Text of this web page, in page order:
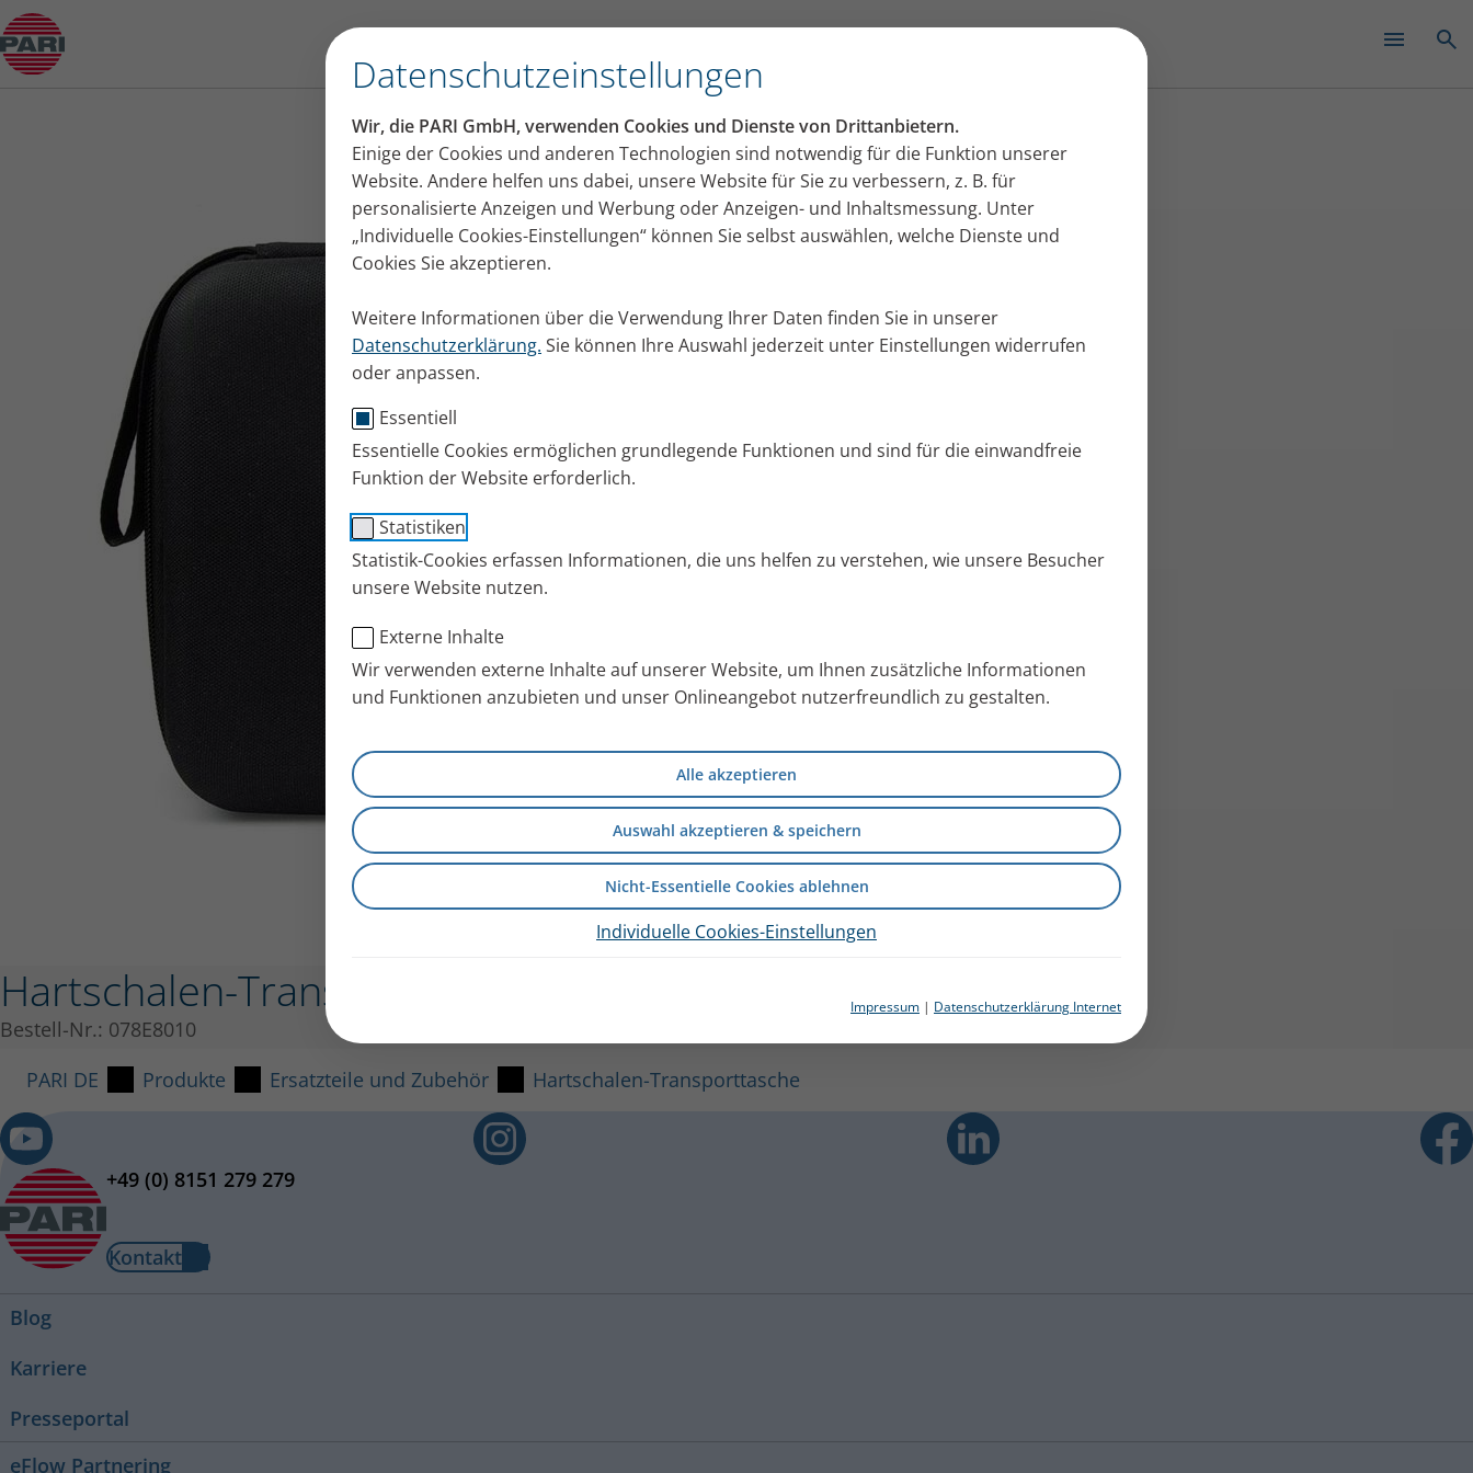
Datenschutzeinstellungen
Wir, die PARI GmbH, verwenden Cookies und Dienste von Drittanbietern.
Einige der Cookies und anderen Technologien sind notwendig für die Funktion unserer
Website. Andere helfen uns dabei, unsere Website für Sie zu verbessern, z. B. für
personalisierte Anzeigen und Werbung oder Anzeigen- und Inhaltsmessung. Unter
„Individuelle Cookies-Einstellungen“ können Sie selbst auswählen, welche Dienste und
Cookies Sie akzeptieren.
Weitere Informationen über die Verwendung Ihrer Daten finden Sie in unserer
Datenschutzerklärung. Sie können Ihre Auswahl jederzeit unter Einstellungen widerrufen
oder anpassen.
Essentiell
Essentielle Cookies ermöglichen grundlegende Funktionen und sind für die einwandfreie
Funktion der Website erforderlich.
Statistiken
Statistik-Cookies erfassen Informationen, die uns helfen zu verstehen, wie unsere Besucher
unsere Website nutzen.
Externe Inhalte
Wir verwenden externe Inhalte auf unserer Website, um Ihnen zusätzliche Informationen
und Funktionen anzubieten und unser Onlineangebot nutzerfreundlich zu gestalten.
Alle akzeptieren
Auswahl akzeptieren & speichern
Nicht-Essentielle Cookies ablehnen
Individuelle Cookies-Einstellungen
Impressum | Datenschutzerklärung Internet
Produktberater
Hartschalen-Transporttasche
Bestell-Nr.: 078E8010
PARI DE
Produkte Ersatzteile und Zubehör Hartschalen-Transporttasche
+49 (0) 8151 279 279
Kontakt
Blog
Karriere
Presseportal
eFlow Partnering